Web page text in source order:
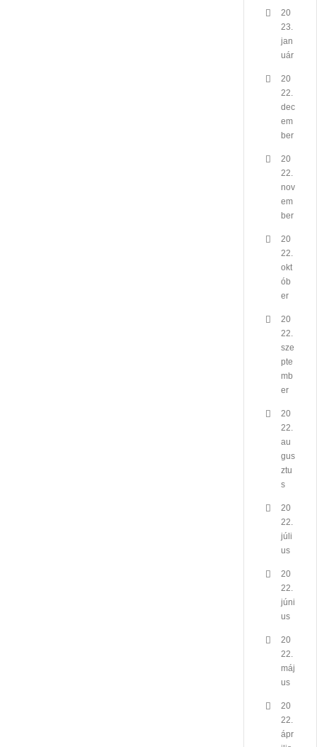
20
23.
jan
uár
20
22.
dec
em
ber
20
22.
nov
em
ber
20
22.
okt
ób
er
20
22.
sze
pte
mb
er
20
22.
au
gus
ztu
s
20
22.
júli
us
20
22.
júni
us
20
22.
máj
us
20
22.
ápr